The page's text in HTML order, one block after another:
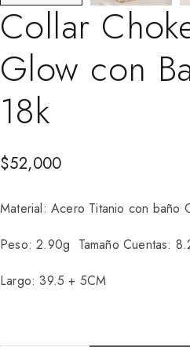
Collar
Glow con
18k
$52,000
Material: Acero Titanio con baño
Peso: 2.90g Tamaño Cuentas:
Largo: 39.5 + 5CM